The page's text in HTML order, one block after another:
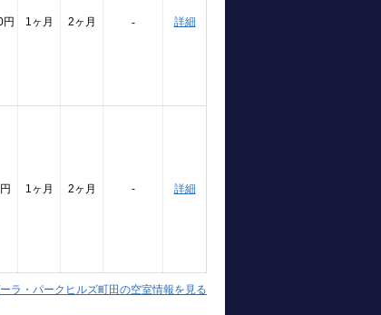
円 1ヶ月 2ヶ月 - 詳細
1ヶ月 2ヶ月 - 詳細
ラ・パークヒルズ町田の空室情報を見る